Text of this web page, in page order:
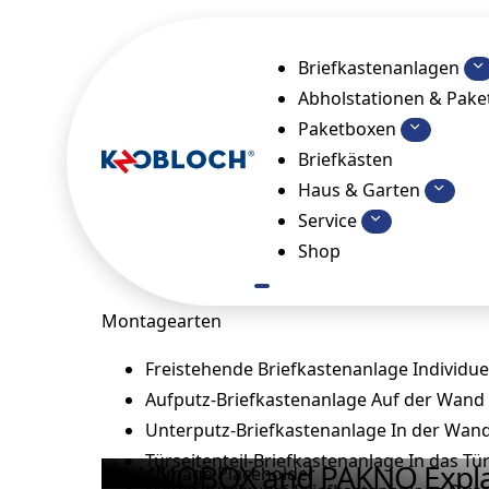
Briefkastenanlagen
Abholstationen &
Paketboxen
Briefkästen
Haus & Garten
Service
Shop
Montagearten
Freistehende Briefkastenanlage
Aufputz-Briefkastenanlage Auf der Wand
Unterputz-Briefkastenanlage In der
Türseitenteil-BriefkastenanlageIn das
Wir präsentieren Ihnen bereits
KNOBLOCH. Stylisch, futuristisch
Germany. Das gilt natürlich nicht
jeden
KNOBOX and PAKNO